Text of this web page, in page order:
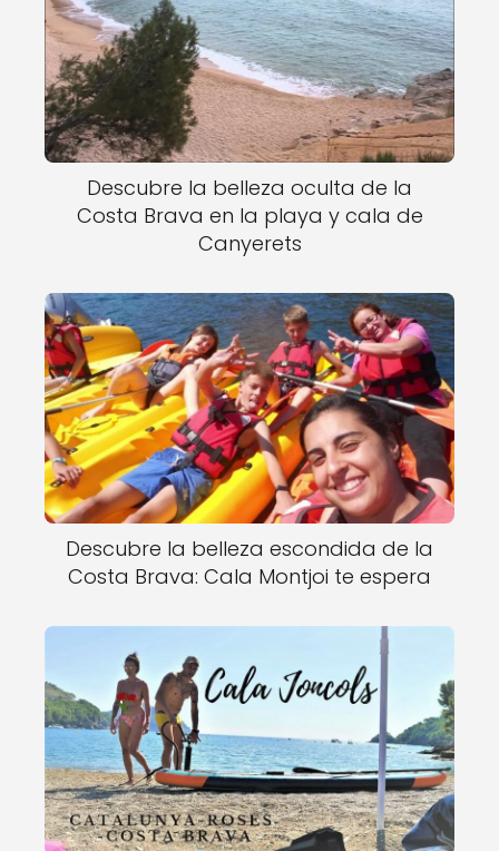
Descubre la belleza oculta de la
Costa Brava en la playa y cala de
Canyerets
Descubre la belleza escondida de la
Costa Brava: Cala Montjoi te espera